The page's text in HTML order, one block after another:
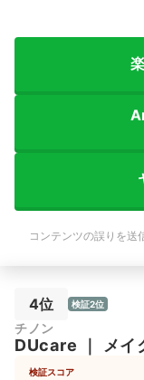
コンテンツの誤りを送
4位 検証2位
チノン
DUcare メイ
検証スコア